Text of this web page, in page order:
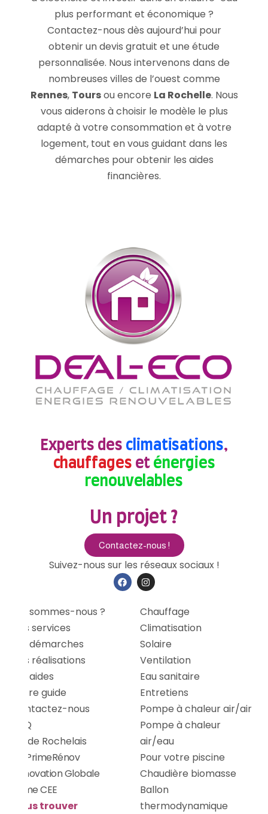
plus performant et économique ?
Contactez-nous dès aujourd’hui pour
obtenir un devis gratuit et une étude
personnalisée. Nous intervenons dans de
nombreuses villes de l’ouest comme
Rennes, Toursou encore La Rochelle. Nous
vous aiderons à choisir le modèle le plus
adapté à votre consommation et à votre
logement, tout en vous guidant dans les
démarches pour obtenir les aides
financières.
Experts des climatisations,
chauffages et énergies
renouvelables
Un projet ?
Contactez-nous !
Suivez-nous sur les réseaux sociaux !
Qui sommes-nous ?
Nos services
Les démarches
Nos réalisations
Les aides
Notre guide
Contactez-nous
FAQ
Stade Rochelais
MaPrimeRénov
Rénovation Globale
Prime CEE
Nous trouver
Chauffage
Climatisation
Solaire
Ventilation
Eau sanitaire
Entretiens
Pompe à chaleur air/air
Pompe à chaleur
air/eau
Pour votre piscine
Chaudière biomasse
Ballon
thermodynamique